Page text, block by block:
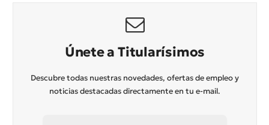
Únete a Titularísimos
Descubre todas nuestras novedades, ofertas de empleo y
noticias destacadas directamente en tu e-mail.